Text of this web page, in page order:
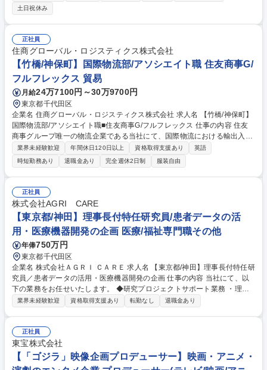
す。 【アニメ企画アシスタントプロデューサー業務】 アニメーション事
業における企画製作のアシスタント業務をご担当いただきます。クリエイ
ティブ、プロデュース、ビジネス面、音楽 【アニメ宣伝アシスタントプロ
デューサー業務】 多様なプロモーションで作品を国内外のアニメファンに
広くお届けするお仕事です。宣伝企画、クリエイティブ、デジタルプロモ
ーションイベント企画など 募集職種 ※第2新卒・業界未経験歓迎【アニメ
オープン】映画・アニメ等のエンタメ企業
土日祝休み
正社員
住商グローバル・ロジスティクス株式会社
【竹橋/神保町】国際物流部/アソシエイト職 住友商事G/
フルフレックス 貿易
月給24万7100円～30万9700円
東京都千代田区
企業名 住商グローバル・ロジスティクス株式会社 求人名 【竹橋/神保町】
国際物流部/アソシエイト職■住友商事G/フルフレックス 仕事の内容 住友
商事グループ唯一の物流企業である当社にて、国際物流における輸出入・
三国間業務等をお任せします。国際複合一貫輸送手配、コスト/納期などの
全体管理、船会社との交渉等、幅広い業務に従事いただきます。 ■輸出
入、三国間貿易の手配・見積もり作成 ■関連部署の採算管理 ■顧客、通関
業者・船会社との折衝、価格交渉など ■社内部署との連携（輸出部・輸入
部など） ■既存顧客や紹介顧客の深耕、価格交渉やスケジュール調整 ■商
材：鉄鋼製品・化学品・タイヤ・生活用品・食品等、多種多様 ■クライア
ント：日系企業、海外日系企業 募集職種 【竹橋/神保町】国際物流部/アソ
シエイト職■住友商事G/フルフレックス
業界未経験歓迎 年間休日120日以上 資格取得支援あり
英語
時短勤務あり
退職金あり 完全週休2日制 服装自由
正社員
株式会社AGRI CARE
【東京都/神田】理事長付特任研究員/患者データの活
用・医療機器開発の企画 医療/福祉専門職その他
年俸750万円
東京都千代田区
企業名 株式会社ＡＧＲＩ ＣＡＲＥ 求人名 【東京都/神田】理事長付特任研
究員／患者データの活用・医療機器開発の企画 仕事の内容 当社にて、以
下の業務をお任せいたします。 ◆研究プロジェクトサポート業務 ・理事
長が推進する研究プロジェクトの運営支援 ・文献調査・先行研究の情報収
研究員／患者データの活用・医療機器開発の企画
業界未経験歓迎 資格取得支援あり 転勤なし 退職金あり
正社員
東宝株式会社
【「ゴジラ」映像企画プロデューサー】映画・アニメ・